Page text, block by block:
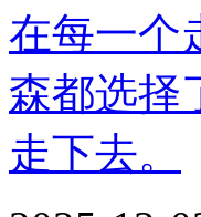
在每一个
森都选择
走下去。